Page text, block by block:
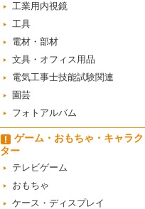
工業用内視鏡
工具
電材・部材
文具・オフィス用品
電気工事士技能試験関連
園芸
フォトアルバム
ゲーム・おもちゃ・キャラク
ター
テレビゲーム
おもちゃ
ケース・ディスプレイ